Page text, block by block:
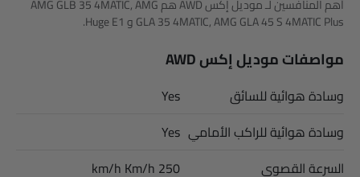
أهم المنافسين لـ موديل إكس AWD هم AMG GLB 35 4MATIC, AMG
GLA 35 4MATIC, AMG GLA 45 S 4MATIC Plus و Huge E1.
مواصفات موديل إكس AWD
وسادة هوائية للسائق
Yes
وسادة هوائية للراكب الأمامي Yes
السرعة القصوى
250 km/h Km/h